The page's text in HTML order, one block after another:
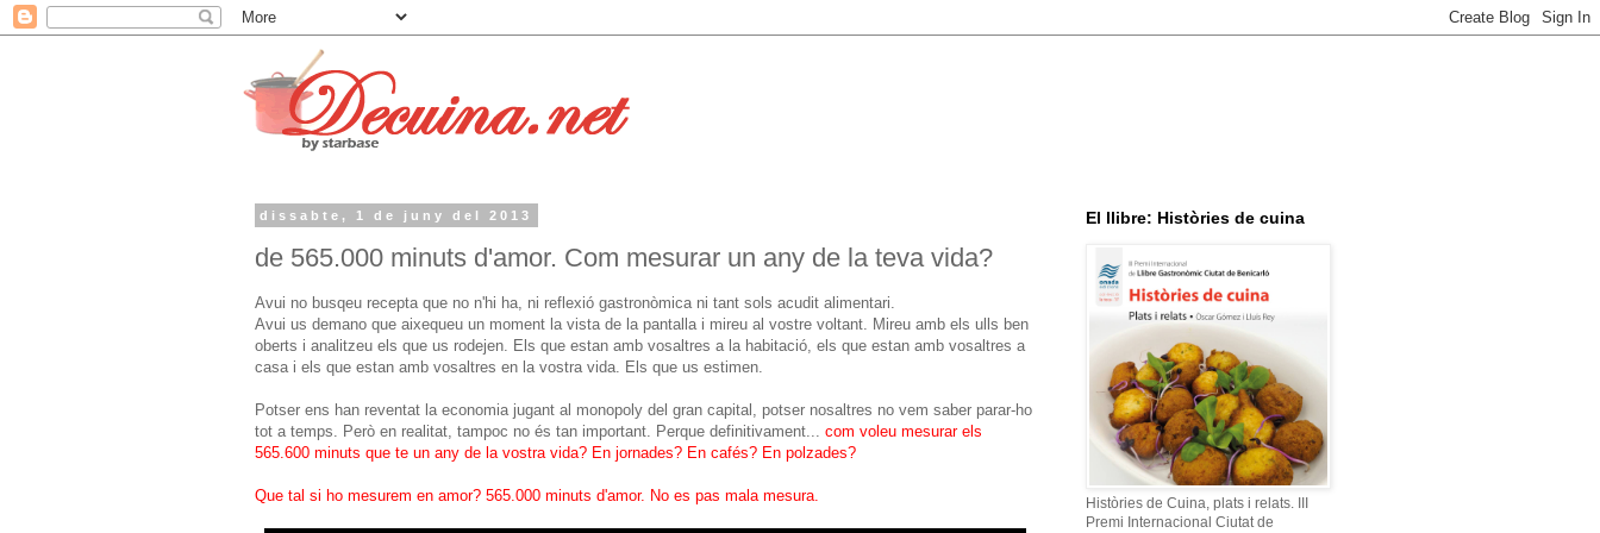
dissabte, 1 de juny del 2013
de 565.000 minuts d'amor. Com mesurar un any de la teva vida?
Avui no busqeu recepta que no n'hi ha, ni reflexió gastronòmica ni tant sols acudit alimentari.
Avui us demano que aixequeu un moment la vista de la pantalla i mireu al vostre voltant. Mireu amb els ulls ben
oberts i analitzeu els que us rodejen. Els que estan amb vosaltres a la habitació, els que estan amb vosaltres a
casa i els que estan amb vosaltres en la vostra vida. Els que us estimen.
Potser ens han reventat la economia jugant al monopoly del gran capital, potser nosaltres no vem saber parar-ho
tot a temps. Però en realitat, tampoc no és tan important. Perque definitivament... com voleu mesurar els
565.600 minuts que te un any de la vostra vida? En jornades? En cafés? En polzades?
Que tal si ho mesurem en amor? 565.000 minuts d'amor. No es pas mala mesura.
El llibre: Històries de cuina
Històries de Cuina, plats i relats. III
Premi Internacional Ciutat de